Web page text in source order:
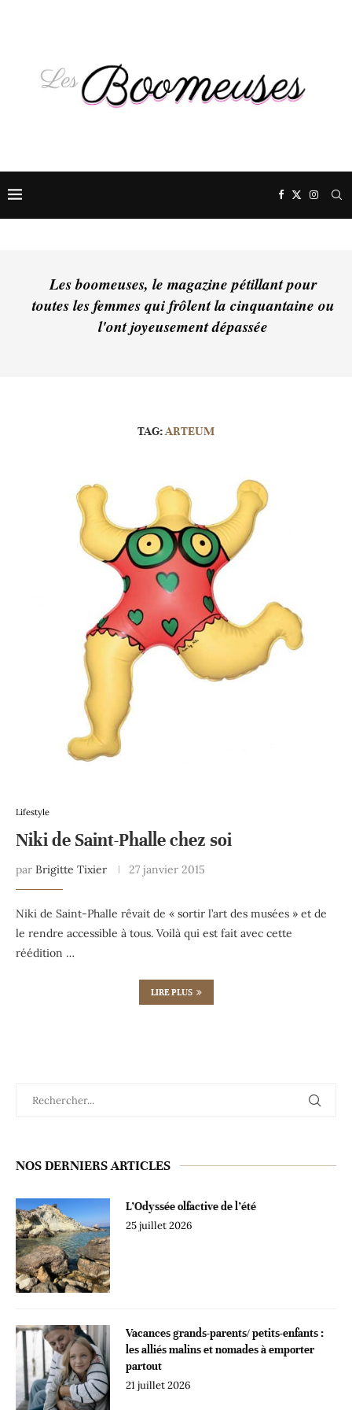
Les boomeuses, le magazine pétillant pour
toutes les femmes qui frôlent la cinquantaine ou
l'ont joyeusement dépassée
TAG:ARTEUM
Lifestyle
Niki de Saint-Phalle chez soi
par Brigitte Tixier 27 janvier 2015
Niki de Saint-Phalle rêvait de « sortir l’art des musées » et de
le rendre accessible à tous. Voilà qui est fait avec cette
réédition …
LIRE PLUS
NOS DERNIERS ARTICLES
L’Odyssée olfactive de l’été
25 juillet 2026
Vacances grands-parents/ petits-enfants :
les alliés malins et nomades à emporter
partout
21 juillet 2026